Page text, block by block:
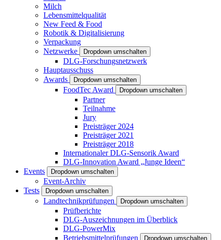
Milch
Lebensmittelqualität
New Feed & Food
Robotik & Digitalisierung
Verpackung
Netzwerke
Dropdown umschalten
DLG-Forschungsnetzwerk
Hauptausschuss
Awards
Dropdown umschalten
FoodTec Award Dropdown umschalten
Partner
Teilnahme
Jury
Preisträger 2024
Preisträger 2021
Preisträger 2018
Internationaler DLG-Sensorik Award
DLG-Innovation Award „Junge Ideen“
Events
Dropdown umschalten
Event-Archiv
Tests
Dropdown umschalten
Landtechnikprüfungen Dropdown umschalten
Prüfberichte
DLG-Auszeichnungen im Überblick
DLG-PowerMix
Betriebsmittelprüfungen
Dropdown umschalten